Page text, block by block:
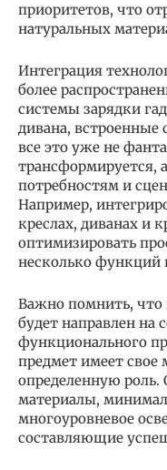
приоритетов, что
натуральных
Интеграция
более
системы зарядки
дивана, встроенные
все это уже не
трансформируется,
потребностям и
Например,
креслах, диванах и
оптимизировать
несколько функций
Важно помнить, что
будет направлен на
функционального
предмет имеет свое
определенную роль.
материалы,
многоуровневое
составляющие